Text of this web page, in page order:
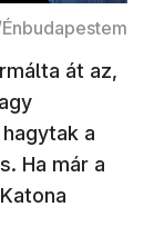
át az,
a
Ha már a